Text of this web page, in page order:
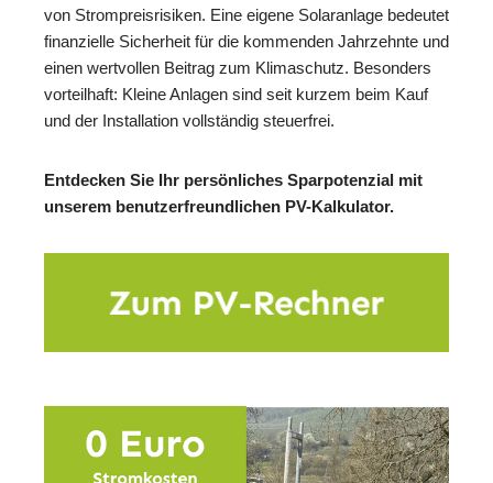
von Strompreisrisiken. Eine eigene Solaranlage bedeutet
finanzielle Sicherheit für die kommenden Jahrzehnte und
einen wertvollen Beitrag zum Klimaschutz. Besonders
vorteilhaft: Kleine Anlagen sind seit kurzem beim Kauf
und der Installation vollständig steuerfrei.
Entdecken Sie Ihr persönliches Sparpotenzial mit
unserem benutzerfreundlichen PV-Kalkulator.